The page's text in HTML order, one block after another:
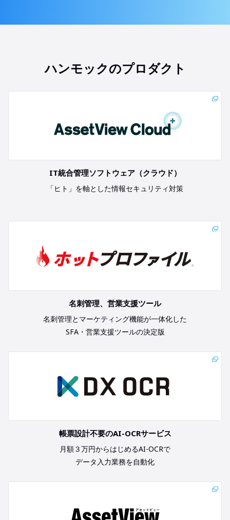
ハンモックのプロダクト
IT統合管理ソフトウェア（クラウド）
「ヒト」を軸とした情報セキュリティ対策
名刺管理、営業支援ツール
名刺管理とマーケティング機能が一体化した
SFA・営業支援ツールの決定版
帳票設計不要のAI-OCRサービス
月額３万円からはじめるAI-OCRで
データ入力業務を自動化